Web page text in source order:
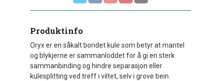
Produktinfo
Oryx er en såkalt bondet kule som betyr at mantel
og blykjerne er sammanloddet for å gi en sterk
sammanbinding og hindre separasjon eller
kulesplitting ved treff i viltet, selv i grove bein.